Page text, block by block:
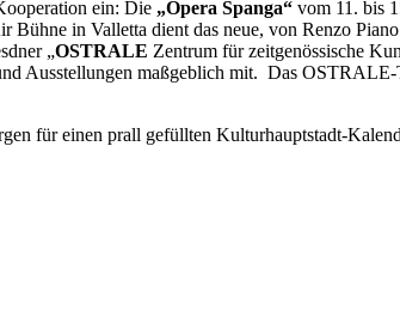
ein: Die „Opera Spanga“ vom 11. bis
in Valletta dient das neue, von Renzo
„OSTRALE Zentrum für zeitgenössische
Ausstellungen maßgeblich mit. Das
für einen prall gefüllten Kulturhauptstadt-